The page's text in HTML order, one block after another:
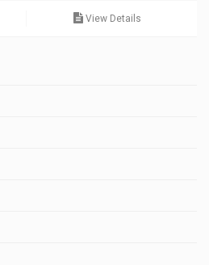
View Details